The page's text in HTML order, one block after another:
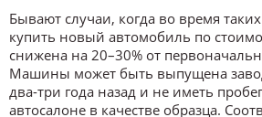
Бывают случаи, когда во время
купить новый автомобиль по
снижена на 20–30% от
Машины может быть выпущена
два-три года назад и не иметь
автосалоне в качестве образца.